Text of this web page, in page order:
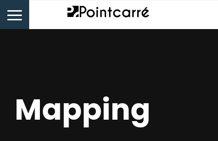
Mapping